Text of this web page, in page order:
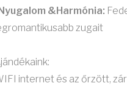
&Harmónia:
zugait
internet és az őrzött,